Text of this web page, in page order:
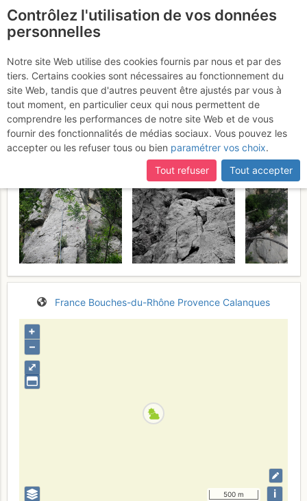
Calanque d'En Vau : la
Sans Nom
Samedi 13 mai 2017
France Bouches-du-Rhône Provence Calanques
⤢
+
–
500 m i
Contrôlez l'utilisation de vos données
personnelles
Notre site Web utilise des cookies fournis par nous et par des
tiers. Certains cookies sont nécessaires au fonctionnement du
site Web, tandis que d'autres peuvent être ajustés par vous à
tout moment, en particulier ceux qui nous permettent de
comprendre les performances de notre site Web et de vous
fournir des fonctionnalités de médias sociaux. Vous pouvez les
accepter ou les refuser tous ou bien paramétrer vos choix.
Tout refuser
Tout accepter